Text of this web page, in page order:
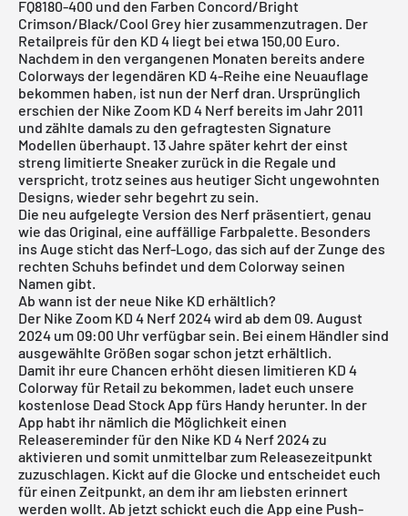
FQ8180-400 und den Farben Concord/Bright
Crimson/Black/Cool Grey hier zusammenzutragen. Der
Retailpreis für den KD 4 liegt bei etwa 150,00 Euro.
Nachdem in den vergangenen Monaten bereits andere
Colorways der legendären KD 4-Reihe eine Neuauflage
bekommen haben, ist nun der Nerf dran. Ursprünglich
erschien der Nike Zoom KD 4 Nerf bereits im Jahr 2011
und zählte damals zu den gefragtesten Signature
Modellen überhaupt. 13 Jahre später kehrt der einst
streng limitierte Sneaker zurück in die Regale und
verspricht, trotz seines aus heutiger Sicht ungewohnten
Designs, wieder sehr begehrt zu sein.
Die neu aufgelegte Version des Nerf präsentiert, genau
wie das Original, eine auffällige Farbpalette. Besonders
ins Auge sticht das Nerf-Logo, das sich auf der Zunge des
rechten Schuhs befindet und dem Colorway seinen
Namen gibt.
Ab wann ist der neue Nike KD erhältlich?
Der Nike Zoom KD 4 Nerf 2024 wird ab dem 09. August
2024 um 09:00 Uhr verfügbar sein. Bei einem Händler sind
ausgewählte Größen sogar schon jetzt erhältlich.
Damit ihr eure Chancen erhöht diesen limitieren KD 4
Colorway für Retail zu bekommen, ladet euch unsere
kostenlose Dead Stock App fürs Handy herunter. In der
App habt ihr nämlich die Möglichkeit einen
Releasereminder für den Nike KD 4 Nerf 2024 zu
aktivieren und somit unmittelbar zum Releasezeitpunkt
zuzuschlagen. Kickt auf die Glocke und entscheidet euch
für einen Zeitpunkt, an dem ihr am liebsten erinnert
werden wollt. Ab jetzt schickt euch die App eine Push-